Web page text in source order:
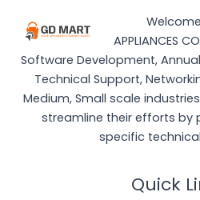
APPLIANCES
Software Development,
Technical Support,
Medium, Small scale
streamline their efforts by
specific
Quick